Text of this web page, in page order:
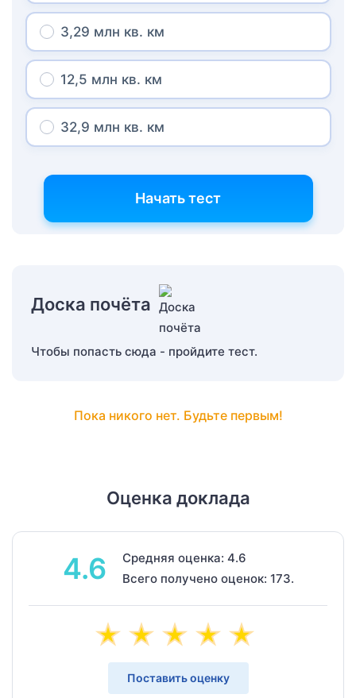
3,29 млн кв. км
12,5 млн кв. км
32,9 млн кв. км
Начать тест
Доска почёта
Чтобы попасть сюда - пройдите тест.
Пока никого нет. Будьте первым!
Оценка доклада
4.6
Средняя оценка: 4.6
Всего получено оценок: 173.
Поставить оценку